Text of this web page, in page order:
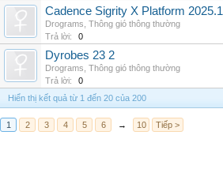
Cadence Sigrity X Platform 2025.1
Drograms Thông gió thông thường
Trả lời:
0
Dyrobes 23 2
Drograms Thông gió thông thường
Trả lời:
0
Hiển thị kết quả từ 1 đến 20 của 200
1 2 3 4 5 6 → 10 Tiếp >